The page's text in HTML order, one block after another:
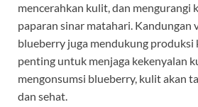
mencerahkan kulit, dan mengurangi
paparan sinar matahari. Kandungan
blueberry juga mendukung produksi
penting untuk menjaga kekenyalan
mengonsumsi blueberry, kulit akan
dan sehat.